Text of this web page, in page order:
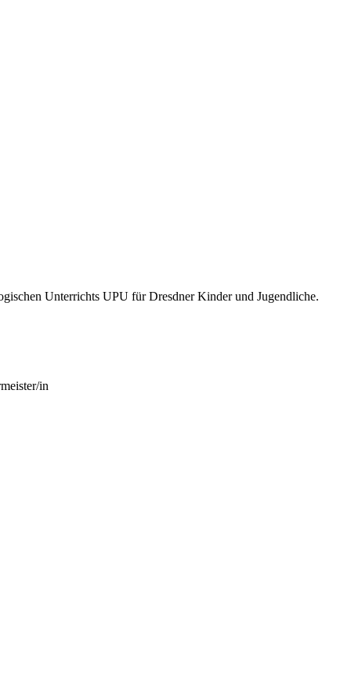
Unterrichts UPU für Dresdner Kinder und Jugendliche.
in